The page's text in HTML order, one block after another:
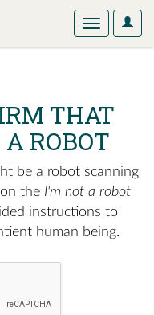
User
Toggle
THAT
ROBOT
be a robot scanning
the I'm not a robot
instructions to
human being.